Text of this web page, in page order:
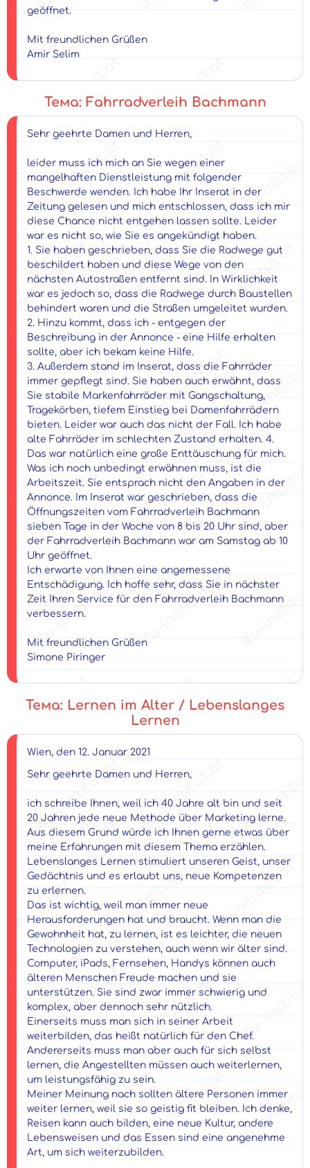
geöffnet.
Mit freundlichen Grüßen
Amir Selim
Тема: Fahrradverleih Bachmann
Sehr geehrte Damen und Herren,
leider muss ich mich an Sie wegen einer
mangelhaften Dienstleistung mit folgender
Beschwerde wenden. Ich habe Ihr Inserat in der
Zeitung gelesen und mich entschlossen, dass ich mir
diese Chance nicht entgehen lassen sollte. Leider
war es nicht so, wie Sie es angekündigt haben.
1. Sie haben geschrieben, dass Sie die Radwege gut
beschildert haben und diese Wege von den
nächsten Autostraßen entfernt sind. In Wirklichkeit
war es jedoch so, dass die Radwege durch Baustellen
behindert waren und die Straßen umgeleitet wurden.
2. Hinzu kommt, dass ich - entgegen der
Beschreibung in der Annonce - eine Hilfe erhalten
sollte, aber ich bekam keine Hilfe.
3. Außerdem stand im Inserat, dass die Fahrräder
immer gepflegt sind. Sie haben auch erwähnt, dass
Sie stabile Markenfahrräder mit Gangschaltung,
Tragekörben, tiefem Einstieg bei Damenfahrrädern
bieten. Leider war auch das nicht der Fall. Ich habe
alte Fahrräder im schlechten Zustand erhalten. 4.
Das war natürlich eine große Enttäuschung für mich.
Was ich noch unbedingt erwähnen muss, ist die
Arbeitszeit. Sie entsprach nicht den Angaben in der
Annonce. Im Inserat war geschrieben, dass die
Öffnungszeiten vom Fahrradverleih Bachmann
sieben Tage in der Woche von 8 bis 20 Uhr sind, aber
der Fahrradverleih Bachmann war am Samstag ab 10
Uhr geöffnet.
Ich erwarte von Ihnen eine angemessene
Entschädigung. Ich hoffe sehr, dass Sie in nächster
Zeit Ihren Service für den Fahrradverleih Bachmann
verbessern.
Mit freundlichen Grüßen
Simone Piringer
Тема: Lernen im Alter / Lebenslanges
Lernen
Wien, den 12. Januar 2021
Sehr geehrte Damen und Herren,
ich schreibe Ihnen, weil ich 40 Jahre alt bin und seit
20 Jahren jede neue Methode über Marketing lerne.
Aus diesem Grund würde ich Ihnen gerne etwas über
meine Erfahrungen mit diesem Thema erzählen.
Lebenslanges Lernen stimuliert unseren Geist, unser
Gedächtnis und es erlaubt uns, neue Kompetenzen
zu erlernen.
Das ist wichtig, weil man immer neue
Herausforderungen hat und braucht. Wenn man die
Gewohnheit hat, zu lernen, ist es leichter, die neuen
Technologien zu verstehen, auch wenn wir älter sind.
Computer, iPads, Fernsehen, Handys können auch
älteren Menschen Freude machen und sie
unterstützen. Sie sind zwar immer schwierig und
komplex, aber dennoch sehr nützlich.
Einerseits muss man sich in seiner Arbeit
weiterbilden, das heißt natürlich für den Chef.
Andererseits muss man aber auch für sich selbst
lernen, die Angestellten müssen auch weiterlernen,
um leistungsfähig zu sein.
Meiner Meinung nach sollten ältere Personen immer
weiter lernen, weil sie so geistig fit bleiben. Ich denke,
Reisen kann auch bilden, eine neue Kultur, andere
Lebensweisen und das Essen sind eine angenehme
Art, um sich weiterzubilden.